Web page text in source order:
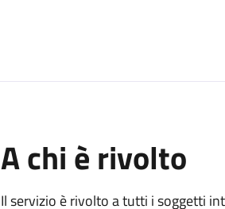
A chi è rivolto
Il servizio è rivolto a tutti i soggetti